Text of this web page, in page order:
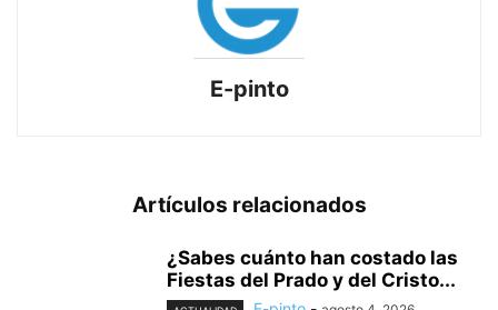
E-pinto
Artículos relacionados
¿Sabes cuánto han costado las
Fiestas del Prado y del Cristo...